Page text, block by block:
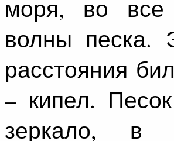
моря, во все
волны песка.
расстояния
– кипел.
зеркало, в